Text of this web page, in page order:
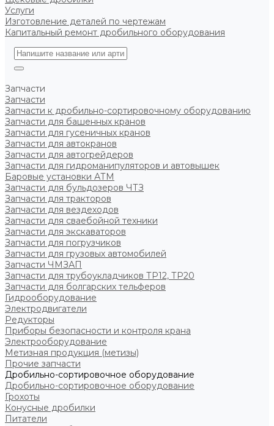
Услуги
Изготовление деталей по чертежам
Капитальный ремонт дробильного оборудования
Запчасти
Запчасти
Запчасти к дробильно-сортировочному оборудованию
Запчасти для башенных кранов
Запчасти для гусеничных кранов
Запчасти для автокранов
Запчасти для автогрейдеров
Запчасти для гидроманипуляторов и автовышек
Баровые установки АТМ
Запчасти для бульдозеров ЧТЗ
Запчасти для тракторов
Запчасти для вездеходов
Запчасти для сваебойной техники
Запчасти для экскаваторов
Запчасти для погрузчиков
Запчасти для грузовых автомобилей
Запчасти ЧМЗАП
Запчасти для трубоукладчиков ТР12, ТР20
Запчасти для болгарских тельферов
Гидрооборудование
Электродвигатели
Редукторы
Приборы безопасности и контроля крана
Электрооборудование
Метизная продукция (метизы)
Прочие запчасти
Дробильно-сортировочное оборудование
Дробильно-сортировочное оборудование
Грохоты
Конусные дробилки
Питатели